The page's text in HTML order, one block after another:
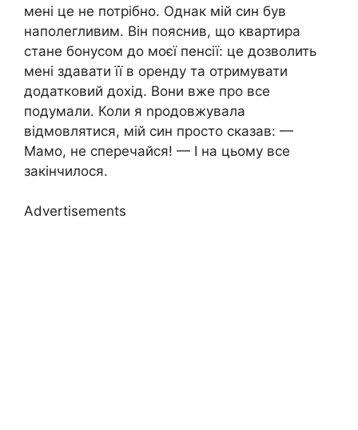
мені це не потрібно. Однак мій син був
наполегливим. Він пояснив, що квартира
стане бонусом до моєї пенсії: це дозволить
мені здавати її в оренду та отримувати
додатковий дохід. Вони вже про все
подумали. Коли я nродовжувала
відмовлятися, мій син просто сказав: —
Мамо, не сперечайся! — І на цьому все
закінчилося.
Advertisements